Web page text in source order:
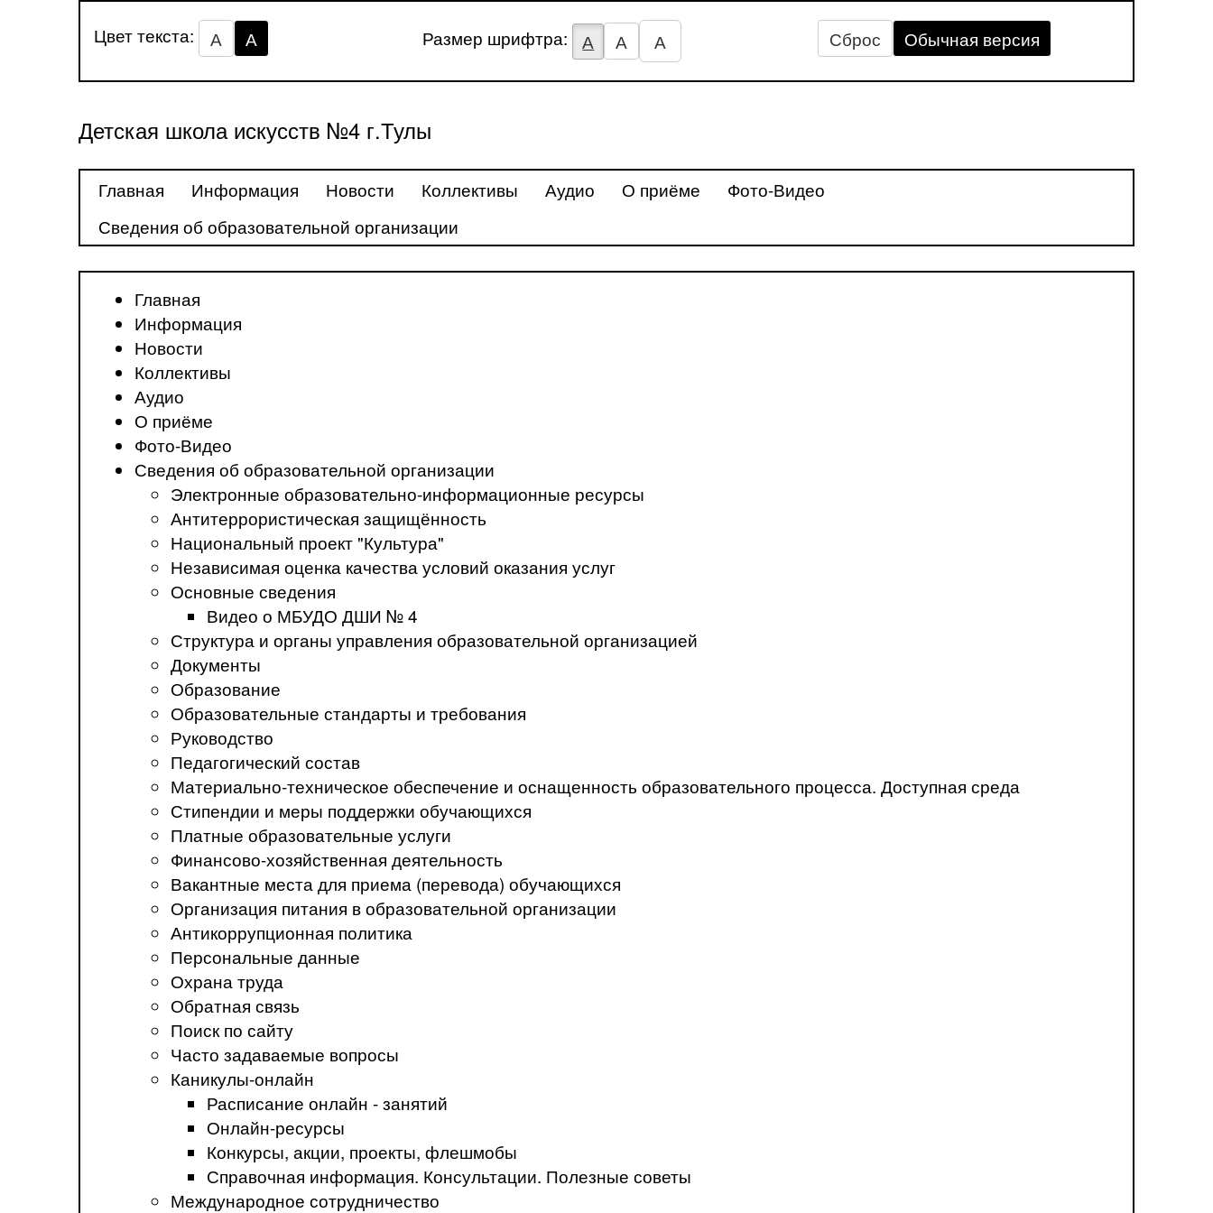
Цвет текста: А А Размер шрифтра: А А А Сброс Обычная версия
Детская школа искусств №4 г.Тулы
Главная Информация Новости Коллективы Аудио О приёме
Фото-Видео
Сведения об образовательной организации
Главная
Информация
Новости
Коллективы
Аудио
О приёме
Фото-Видео
Сведения об образовательной организации
Электронные образовательно-информационные ресурсы
Антитеррористическая защищённость
Национальный проект "Культура"
Независимая оценка качества условий оказания услуг
Основные сведения
Видео о МБУДО ДШИ № 4
Структура и органы управления образовательной организацией
Документы
Образование
Образовательные стандарты и требования
Руководство
Педагогический состав
Материально-техническое обеспечение и оснащенность образовательного процесса. Доступная среда
Стипендии и меры поддержки обучающихся
Платные образовательные услуги
Финансово-хозяйственная деятельность
Вакантные места для приема (перевода) обучающихся
Организация питания в образовательной организации
Антикоррупционная политика
Персональные данные
Охрана труда
Обратная связь
Поиск по сайту
Часто задаваемые вопросы
Каникулы-онлайн
Расписание онлайн - занятий
Онлайн-ресурсы
Конкурсы, акции, проекты, флешмобы
Справочная информация. Консультации. Полезные советы
Международное сотрудничество